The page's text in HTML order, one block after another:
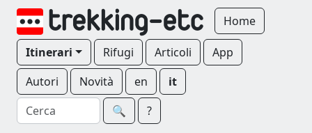
Home
Itinerari Rifugi Articoli
App
Autori
Novità en
it
🔍︎
?